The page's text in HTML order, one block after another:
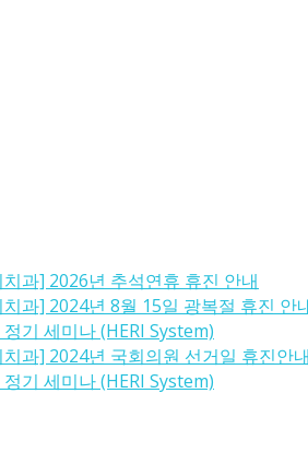
과] 2026년 추석연휴 휴진 안내
과] 2024년 8월 15일 광복절 휴진 안
기 세미나 (HERI System)
과] 2024년 국회의원 선거일 휴진안
기 세미나 (HERI System)